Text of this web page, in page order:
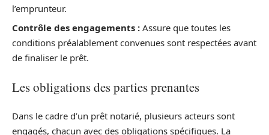
l’emprunteur.
Contrôle des engagements : Assure que toutes les
conditions préalablement convenues sont respectées avant
de finaliser le prêt.
Les obligations des parties prenantes
Dans le cadre d’un prêt notarié, plusieurs acteurs sont
engagés, chacun avec des obligations spécifiques. La